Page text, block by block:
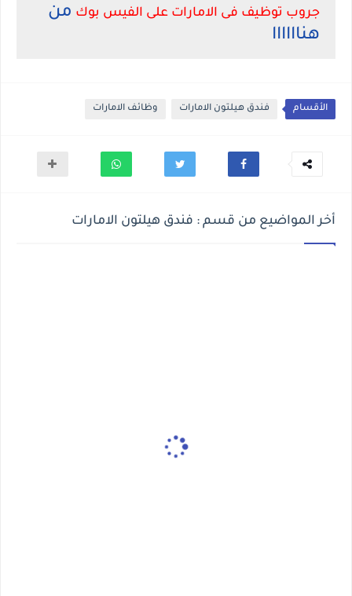
جروب توظيف فى الامارات على الفيس بوك من
هناااااا
الأقسام فندق هيلتون الامارات وظائف الامارات
أخر المواضيع من قسم : فندق هيلتون الامارات